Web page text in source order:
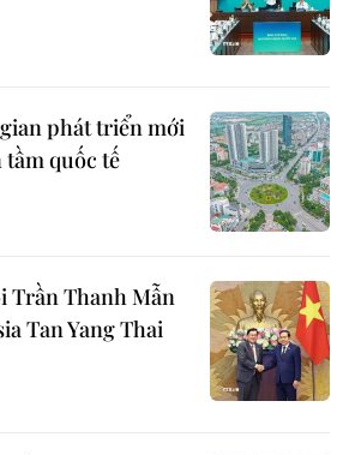
phát triển mới
quốc tế
Trần Thanh Mẫn
Tan Yang Thai